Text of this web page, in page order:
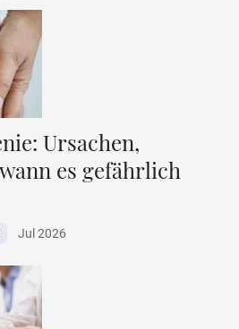
Ursachen,
es gefährlich
Jul 2026